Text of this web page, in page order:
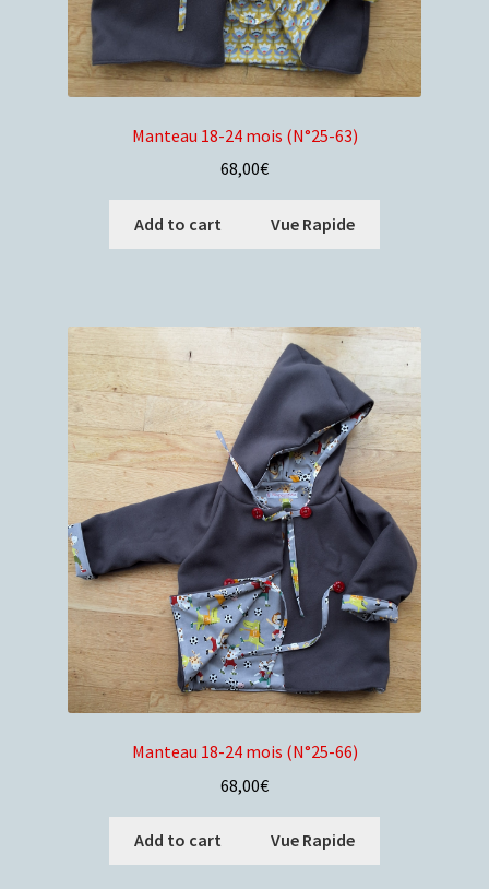
Manteau 18-24 mois (N°25-63)
68,00€
Add to cart Vue Rapide
Manteau 18-24 mois (N°25-66)
68,00€
Add to cart Vue Rapide